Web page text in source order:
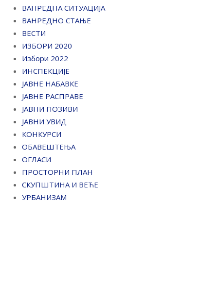
ВАНРЕДНА СИТУАЦИЈА
ВАНРЕДНО СТАЊЕ
ВЕСТИ
ИЗБОРИ 2020
Избори 2022
ИНСПЕКЦИЈЕ
ЈАВНЕ НАБАВКЕ
ЈАВНЕ РАСПРАВЕ
ЈАВНИ ПОЗИВИ
ЈАВНИ УВИД
КОНКУРСИ
ОБАВЕШТЕЊА
ОГЛАСИ
ПРОСТОРНИ ПЛАН
СКУПШТИНА И ВЕЋЕ
УРБАНИЗАМ